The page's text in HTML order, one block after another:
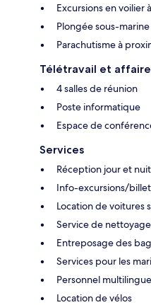
Excursions en voilier
Plongée sous-
Parachutisme à
Télétravail et
4 salles de réunion
Poste informatique
Espace de
Services
Réception jour et nuit
Info-excursions/
Location de voitures
Service de
Entreposage des
Services pour les
Personnel multilingue
Location de vélos